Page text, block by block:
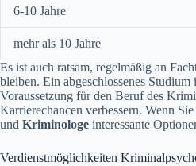
6-10 Jahre
mehr als 10 Jahre
Es ist auch ratsam, regelmäßig an
bleiben. Ein abgeschlossenes
Voraussetzung für den Beruf des
Karrierechancen verbessern. Wenn
und Kriminologe interessante
Verdienstmöglichkeiten